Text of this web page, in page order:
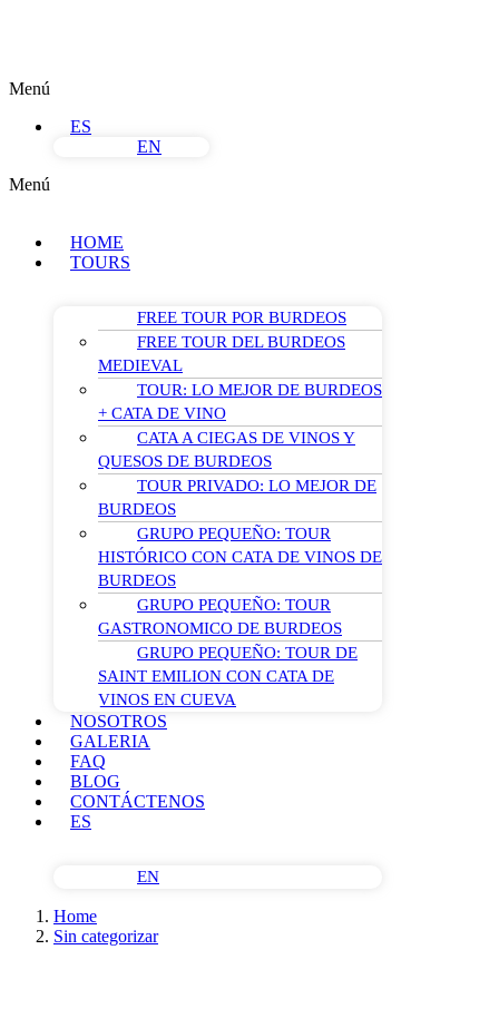
Menú
ES
EN
Menú
HOME
TOURS
FREE TOUR POR BURDEOS
FREE TOUR DEL BURDEOS
MEDIEVAL
TOUR: LO MEJOR DE BURDEOS
+ CATA DE VINO
CATA A CIEGAS DE VINOS Y
QUESOS DE BURDEOS
TOUR PRIVADO: LO MEJOR DE
BURDEOS
GRUPO PEQUEÑO: TOUR
HISTÓRICO CON CATA DE VINOS DE
BURDEOS
GRUPO PEQUEÑO: TOUR
GASTRONOMICO DE BURDEOS
GRUPO PEQUEÑO: TOUR DE
SAINT EMILION CON CATA DE
VINOS EN CUEVA
NOSOTROS
GALERIA
FAQ
BLOG
CONTÁCTENOS
ES
EN
Home
Sin categorizar